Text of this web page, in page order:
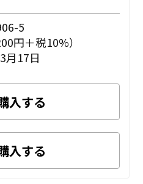
5
円＋税10%）
月17日
入する
入する